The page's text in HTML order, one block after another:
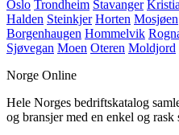
Oslo Trondheim Stavanger
Halden Steinkjer Horten Mosjøen
Borgenhaugen Hommelvik
Sjøvegan Moen Oteren Moldjord
Norge Online
Hele Norges bedriftskatalog
og bransjer med en enkel og rask